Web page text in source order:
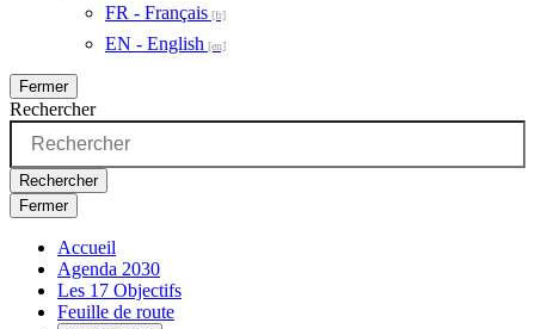
FR - Français
EN - English
Fermer
Rechercher
Rechercher
Fermer
Accueil
Agenda 2030
Les 17 Objectifs
Feuille de route